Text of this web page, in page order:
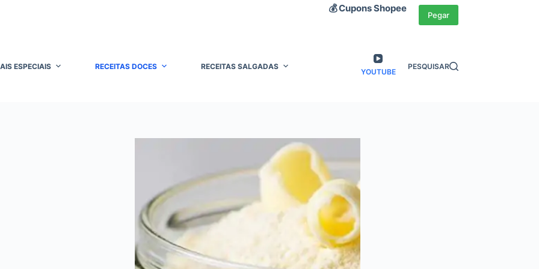
💰 Cupons Shopee
Pegar
ESPECIAIS RECEITAS DOCES RECEITAS SALGADAS
YOUTUBE
PESQUISAR